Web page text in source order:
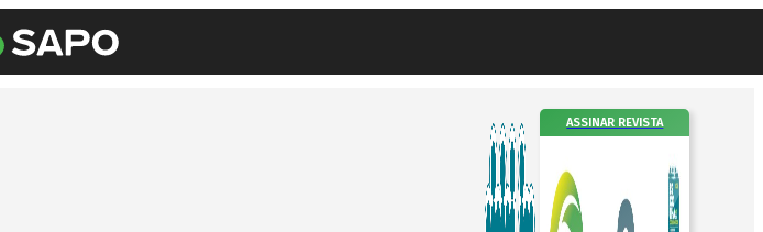
ASSINAR REVISTA